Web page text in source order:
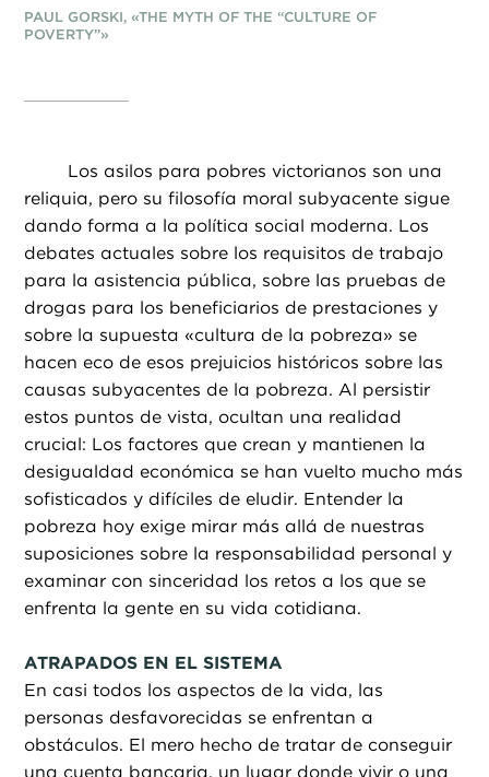
PAUL GORSKI, «THE MYTH OF THE “CULTURE OF
POVERTY”»
Los asilos para pobres victorianos son una
reliquia, pero su filosofía moral subyacente sigue
dando forma a la política social moderna. Los
debates actuales sobre los requisitos de trabajo
para la asistencia pública, sobre las pruebas de
drogas para los beneficiarios de prestaciones y
sobre la supuesta «cultura de la pobreza» se
hacen eco de esos prejuicios históricos sobre las
causas subyacentes de la pobreza. Al persistir
estos puntos de vista, ocultan una realidad
crucial: Los factores que crean y mantienen la
desigualdad económica se han vuelto mucho más
sofisticados y difíciles de eludir. Entender la
pobreza hoy exige mirar más allá de nuestras
suposiciones sobre la responsabilidad personal y
examinar con sinceridad los retos a los que se
enfrenta la gente en su vida cotidiana.
ATRAPADOS EN EL SISTEMA
En casi todos los aspectos de la vida, las
personas desfavorecidas se enfrentan a
obstáculos. El mero hecho de tratar de conseguir
una cuenta bancaria, un lugar donde vivir o una